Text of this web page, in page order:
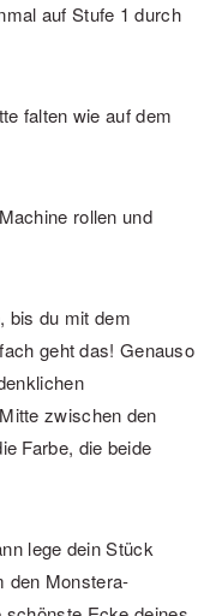
auf Stufe 1 durch
falten wie auf dem
rollen und
bis du mit dem
geht das! Genauso
zwischen den
Farbe, die beide
lege dein Stück
den Monstera-